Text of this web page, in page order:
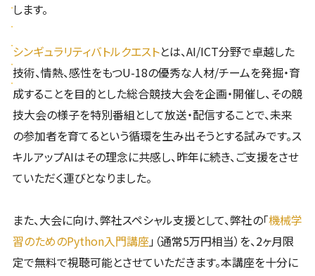
します。
シンギュラリティバトルクエストとは、AI/ICT分野で卓越した
技術、情熱、感性をもつU-18の優秀な人材/チームを発掘・育
成することを目的とした総合競技大会を企画・開催し、その競
技大会の様子を特別番組として放送・配信することで、未来
の参加者を育てるという循環を生み出そうとする試みです。ス
キルアップAIはその理念に共感し、昨年に続き、ご支援をさせ
ていただく運びとなりました。
また、大会に向け、弊社スペシャル支援として、弊社の「機械学
習のためのPython入門講座」（通常5万円相当）を、2ヶ月限
定で無料で視聴可能とさせていただきます。本講座を十分に